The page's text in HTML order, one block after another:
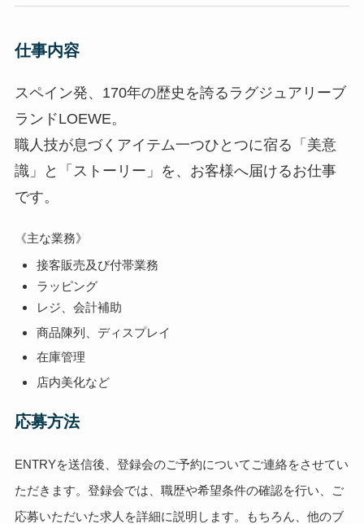
仕事内容
スペイン発、170年の歴史を誇るラグジュアリーブ
ランドLOEWE。
職人技が息づくアイテム一つひとつに宿る「美意
識」と「ストーリー」を、お客様へ届けるお仕事
です。
《主な業務》
接客販売及び付帯業務
ラッピング
レジ、会計補助
商品陳列、ディスプレイ
在庫管理
店内美化など
応募方法
ENTRYを送信後、登録会のご予約についてご連絡をさせてい
ただきます。登録会では、職歴や希望条件の確認を行い、ご
応募いただいた求人を詳細に説明します。もちろん、他のブ